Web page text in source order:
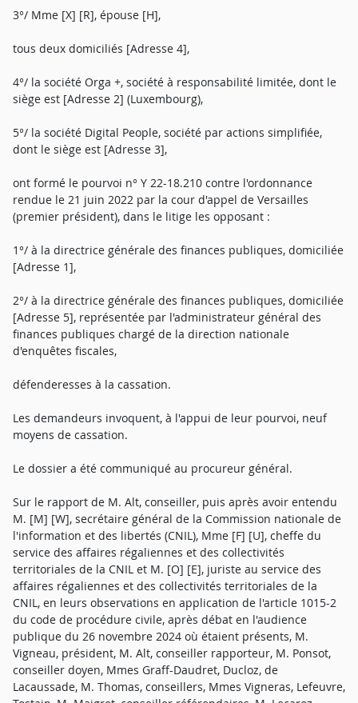
3°/ Mme [X] [R], épouse [H],
tous deux domiciliés [Adresse 4],
4°/ la société Orga +, société à responsabilité limitée, dont le
siège est [Adresse 2] (Luxembourg),
5°/ la société Digital People, société par actions simplifiée,
dont le siège est [Adresse 3],
ont formé le pourvoi n° Y 22-18.210 contre l'ordonnance
rendue le 21 juin 2022 par la cour d'appel de Versailles
(premier président), dans le litige les opposant :
1°/ à la directrice générale des finances publiques, domiciliée
[Adresse 1],
2°/ à la directrice générale des finances publiques, domiciliée
[Adresse 5], représentée par l'administrateur général des
finances publiques chargé de la direction nationale
d'enquêtes fiscales,
défenderesses à la cassation.
Les demandeurs invoquent, à l'appui de leur pourvoi, neuf
moyens de cassation.
Le dossier a été communiqué au procureur général.
Sur le rapport de M. Alt, conseiller, puis après avoir entendu
M. [M] [W], secrétaire général de la Commission nationale de
l'information et des libertés (CNIL), Mme [F] [U], cheffe du
service des affaires régaliennes et des collectivités
territoriales de la CNIL et M. [O] [E], juriste au service des
affaires régaliennes et des collectivités territoriales de la
CNIL, en leurs observations en application de l'article 1015-2
du code de procédure civile, après débat en l'audience
publique du 26 novembre 2024 où étaient présents, M.
Vigneau, président, M. Alt, conseiller rapporteur, M. Ponsot,
conseiller doyen, Mmes Graff-Daudret, Ducloz, de
Lacaussade, M. Thomas, conseillers, Mmes Vigneras, Lefeuvre,